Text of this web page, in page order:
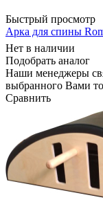
Быстрый просмотр
Арка для спины
Нет в наличии
Подобрать аналог
Наши менеджеры
выбранного Вами
Сравнить